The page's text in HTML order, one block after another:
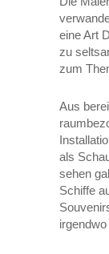
eine Art
zu
zum
Aus
als
sehen
Schiffe